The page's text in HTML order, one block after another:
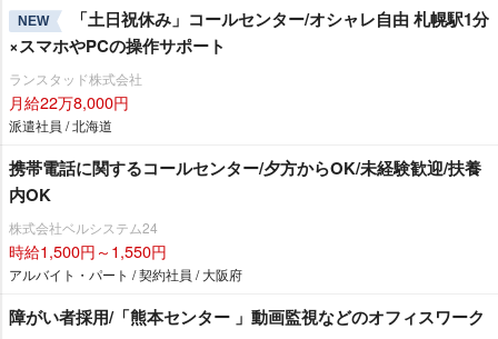
NEW
「土日祝休み」コールセンター/オシャレ自由 札幌駅1分
×スマホやPCの操作サポート
ランスタッド株式会社
月給22万8,000円
派遣社員 / 北海道
携帯電話に関するコールセンター/夕方からOK/未経験歓迎/扶養
内OK
株式会社ベルシステム24
時給1,500円～1,550円
アルバイト・パート / 契約社員 / 大阪府
障がい者採用/「熊本センター 」動画監視などのオフィスワーク